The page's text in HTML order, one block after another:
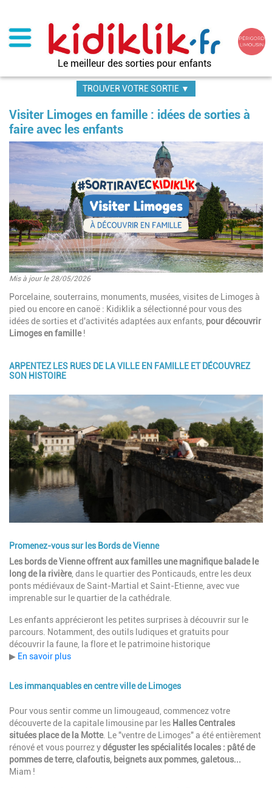
contenu
principal
Le meilleur des sorties pour enfants
TROUVER VOTRE SORTIE ▼
Visiter Limoges en famille : idées de sorties à
faire avec les enfants
Image
Mis à jour le 28/05/2026
Introduction
Porcelaine, souterrains, monuments, musées, visites de Limoges à
pied ou encore en canoë : Kidiklik a sélectionné pour vous des
idées de sorties et d'activités adaptées aux enfants, pour découvrir
Limoges en famille!
Paragraphes
ARPENTEZ LES RUES DE LA VILLE EN FAMILLE ET DÉCOUVREZ
SON HISTOIRE
Description
Promenez-vous sur les Bords de Vienne
Les bords de Vienne offrent aux familles une magnifique balade le
long de la rivière, dans le quartier des Ponticauds, entre les deux
ponts médiévaux de Saint-Martial et Saint-Etienne, avec vue
imprenable sur le quartier de la cathédrale.
Les enfants apprécieront les petites surprises à découvrir sur le
parcours. Notamment, des outils ludiques et gratuits pour
découvrir la faune, la flore et le patrimoine historique
▶ En savoir plus
Les immanquables en centre ville de Limoges
Description
Pour vous sentir comme un limougeaud, commencez votre
découverte de la capitale limousine par les Halles Centrales
situées place de la Motte. Le "ventre de Limoges" a été entièrement
rénové et vous pourrez ydéguster les spécialités locales : pâté de
pommes de terre, clafoutis, beignets aux pommes, galetous...
Miam !